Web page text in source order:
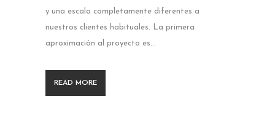
y una escala completamente diferentes a
nuestros clientes habituales. La primera
aproximación al proyecto es...
READ MORE